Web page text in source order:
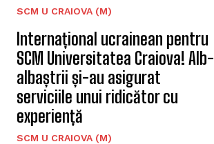
SCM U CRAIOVA (M)
Internațional ucrainean pentru
SCM Universitatea Craiova! Alb-
albaștrii și-au asigurat
serviciile unui ridicător cu
experiență
SCM U CRAIOVA (M)